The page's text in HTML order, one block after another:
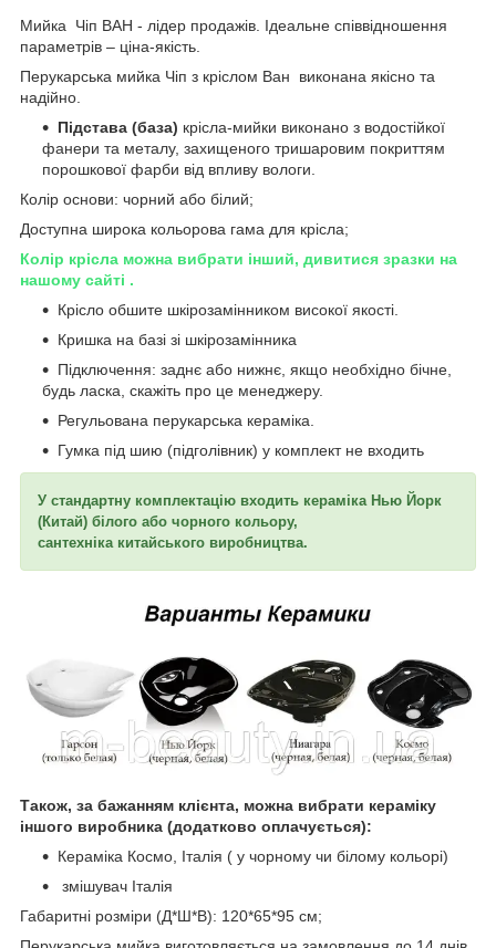
Мийка Чіп ВАН - лідер продажів. Ідеальне співвідношення
параметрів – ціна-якість.
Перукарська мийка Чіп з кріслом Ван виконана якісно та
надійно.
Підстава (база) крісла-мийки виконано з водостійкої
фанери та металу, захищеного тришаровим покриттям
порошкової фарби від впливу вологи.
Колір основи: чорний або білий;
Доступна широка кольорова гама для крісла;
Колір крісла можна вибрати інший, дивитися зразки на
нашому сайті .
Крісло обшите шкірозамінником високої якості.
Кришка на базі зі шкірозамінника
Підключення: заднє або нижнє, якщо необхідно бічне,
будь ласка, скажіть про це менеджеру.
Регульована перукарська кераміка.
Гумка під шию (підголівник) у комплект не входить
У стандартну комплектацію входить кераміка Нью Йорк
(Китай) білого або чорного кольору,
сантехніка китайського виробництва.
Також, за бажанням клієнта, можна вибрати кераміку
іншого виробника (додатково оплачується):
Кераміка Космо, Італія ( у чорному чи білому кольорі)
змішувач Італія
Габаритні розміри (Д*Ш*В): 120*65*95 см;